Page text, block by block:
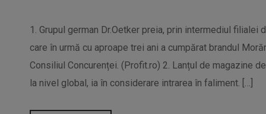
1. Grupul german Dr.Oetker preia, prin intermediul filialei
care în urmă cu aproape trei ani a cumpărat brandul
Consiliul Concurenței. (Profit.ro) 2. Lanțul de magazine
la nivel global, ia în considerare intrarea în faliment. […]